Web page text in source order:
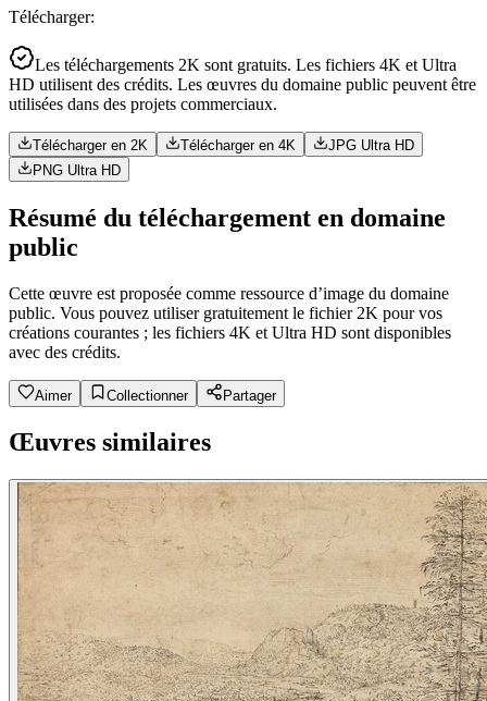
Télécharger:
Les téléchargements 2K sont gratuits. Les fichiers 4K et Ultra
HD utilisent des crédits. Les œuvres du domaine public peuvent être
utilisées dans des projets commerciaux.
Télécharger en 2K Télécharger en 4K
JPG Ultra HD
PNG Ultra HD
Résumé du téléchargement en domaine
public
Cette œuvre est proposée comme ressource d’image du domaine
public. Vous pouvez utiliser gratuitement le fichier 2K pour vos
créations courantes ; les fichiers 4K et Ultra HD sont disponibles
avec des crédits.
Aimer Collectionner Partager
Œuvres similaires